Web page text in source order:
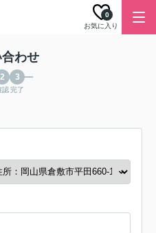
お気に入り
0
わせ
認完了